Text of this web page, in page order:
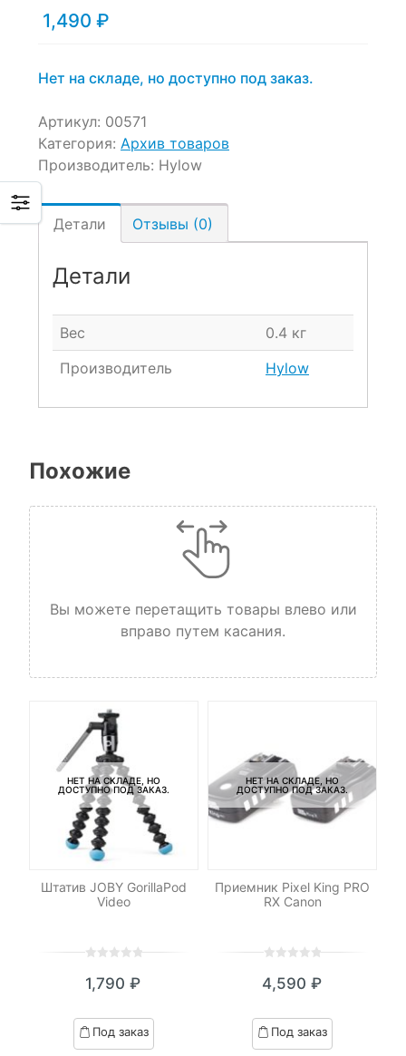
1,490 ₽
Нет на складе, но доступно под заказ.
Артикул: 00571
Категория: Архив товаров
Производитель: Hylow
Детали Отзывы (0)
Детали
Вес
0.4 кг
Производитель
Hylow
Похожие
Вы можете перетащить товары влево или
вправо путем касания.
НЕТ НА СКЛАДЕ, НО
ДОСТУПНО ПОД ЗАКАЗ.
Штатив JOBY GorillaPod
Video
out
based
on
1,790 ₽
Под заказ
НЕТ НА СКЛАДЕ, НО
ДОСТУПНО ПОД ЗАКАЗ.
Приемник Pixel King PRO
RX Canon
out
based
on
4,590 ₽
Под заказ